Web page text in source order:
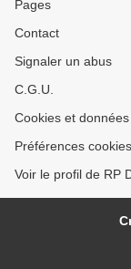
Pages
Contact
Signaler un abus
C.G.U.
Cookies et
Préférences cookies
Voir le profil de RP